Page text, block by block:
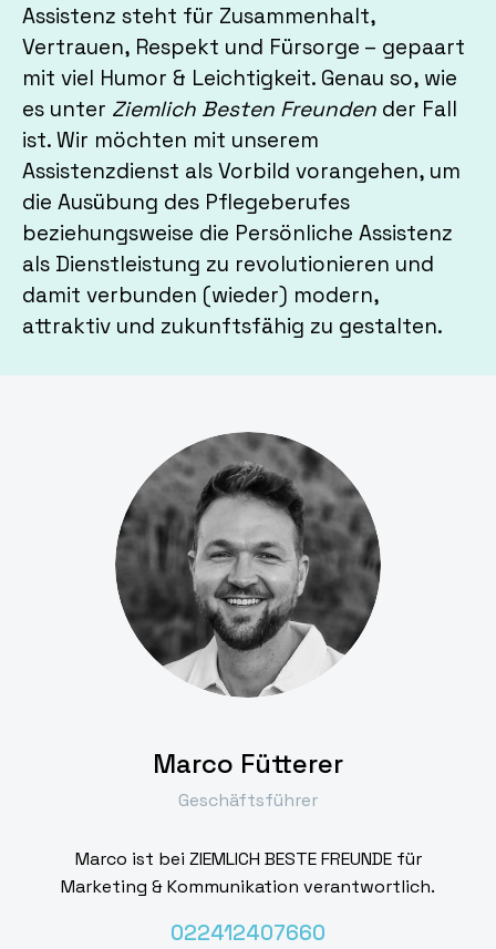
Assistenz steht für Zusammenhalt,
Vertrauen, Respekt und Fürsorge – gepaart
mit viel Humor & Leichtigkeit. Genau so, wie
es unter Ziemlich Besten Freunden der Fall
ist. Wir möchten mit unserem
Assistenzdienst als Vorbild vorangehen, um
die Ausübung des Pflegeberufes
beziehungsweise die Persönliche Assistenz
als Dienstleistung zu revolutionieren und
damit verbunden (wieder) modern,
attraktiv und zukunftsfähig zu gestalten.
Marco Fütterer
Geschäftsführer
Marco ist bei ZIEMLICH BESTE FREUNDE für
Marketing & Kommunikation verantwortlich.
022412407660